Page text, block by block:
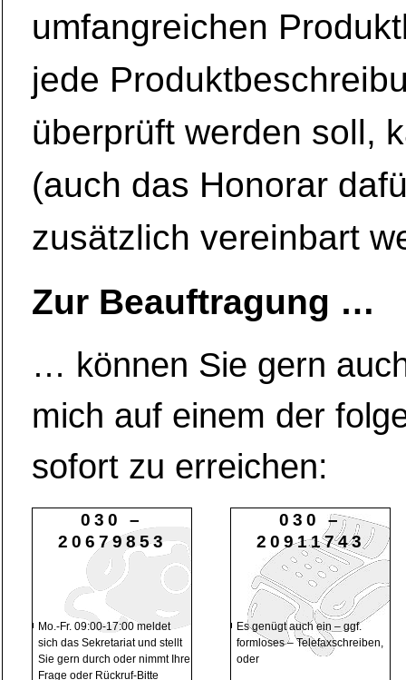
umfangreichen
jede
überprüft werden soll,
(auch das Honorar
zusätzlich vereinbart
Zur Beauftragung …
… können Sie gern
mich auf einem der
sofort zu erreichen:
030 –
20679853
Mo.-Fr. 09:00-17:00 meldet
sich das Sekretariat und stellt
Sie gern durch oder nimmt Ihre
Frage oder Rückruf-Bitte
030 –
20911743
Es genügt auch ein – ggf.
formloses – Telefaxschreiben,
oder